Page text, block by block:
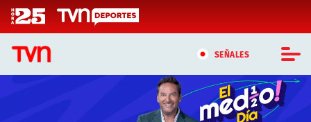
Click acá para ir directamente al contenido
SEÑALES
CASTING MASTERCHEF CHILE